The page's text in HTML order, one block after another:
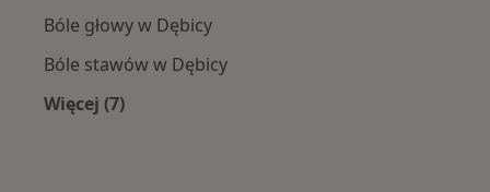
Bóle głowy w Dębicy
Bóle stawów w Dębicy
Więcej (7)